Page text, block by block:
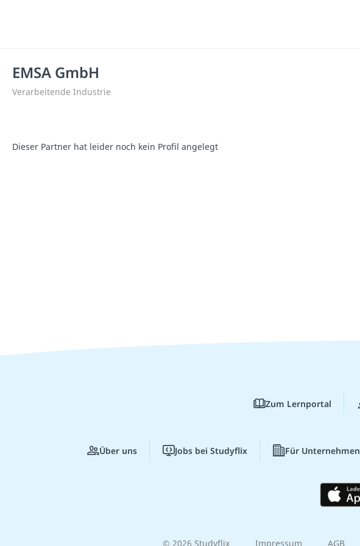
EMSA GmbH
Verarbeitende Industrie
Dieser Partner hat leider noch kein Profil angelegt
Zum Lernportal
Über uns Jobs bei Studyflix Für Unternehmen
© 2026 Studyflix Impressum AGB